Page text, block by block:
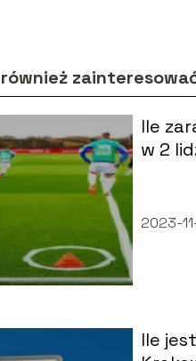
również
Ile
w 2
2023-
Ile